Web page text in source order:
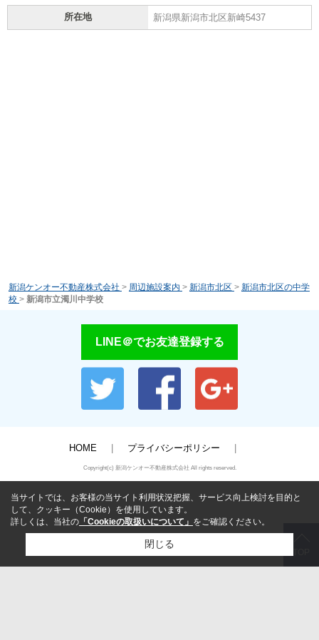
所在地 新潟県新潟市北区新崎5437
新潟ケンオー不動産株式会社 > 周辺施設案内 > 新潟市北区 > 新潟市北区の中学
校 > 新潟市立濁川中学校
LINE＠でお友達登録する
HOME プライバシーポリシー
Copyright(c) 新潟ケンオー不動産株式会社 All rights reserved.
当サイトでは、お客様の当サイト利用状況把握、サービス向上検討を目的と
して、クッキー（Cookie）を使用しています。
詳しくは、当社の 「Cookieの取扱いについて」 をご確認ください。
閉じる